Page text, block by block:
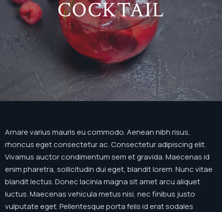
COCKTAIL
Arnare varius mauris eu commodo. Aenean nibh risus,
rhoncus eget consectetur ac. Consectetur adipiscing elit.
Vivamus auctor condimentum sem et gravida. Maecenas id
enim pharetra, sollicitudin dui eget, blandit lorem. Nunc vitae
blandit lectus. Donec lacinia magna sit amet arcu aliquet
luctus. Maecenas vehicula metus nisi, nec finibus justo
vulputate eget. Pellentesque porta felis id erat sodales